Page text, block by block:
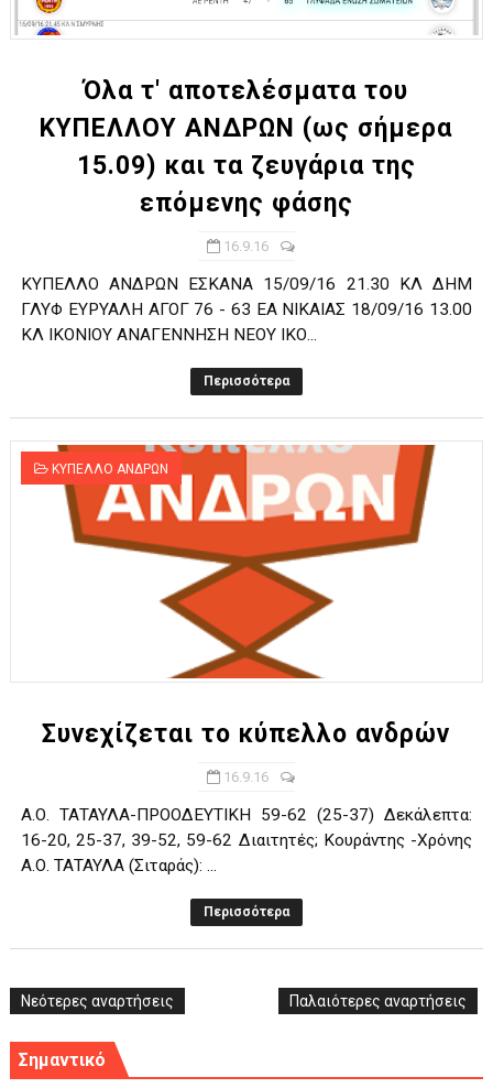
ΧΡΟΝΙΑ ΠΟΛΛΑ ΣΤΟ ΕΛΛΗΝΙΚΟ ΜΠΑΣΚΕΤ : 39Η ΕΠΕΤΕΙΟΣ ΑΠΟ
Ο δρόμος για τον 29ο τελικό κυπέλλου ανδρών ΕΣΚΑΝΑ
U21: Τεράστια πρόκριση για τον Πανελευσινιακό στον
Γ΄ανδρών play offs : "Σκληρό" καρύδι η Φιλία Περάματος
Όλα τ' αποτελέσματα του
ΚΥΠΕΛΛΟΥ ΑΝΔΡΩΝ (ως σήμερα
15.09) και τα ζευγάρια της
επόμενης φάσης
16.9.16
ΚΥΠΕΛΛΟ ΑΝΔΡΩΝ ΕΣΚΑΝΑ 15/09/16 21.30 ΚΛ ΔΗΜ
ΓΛΥΦ ΕΥΡΥΑΛΗ ΑΓΟΓ 76 - 63 ΕΑ ΝΙΚΑΙΑΣ 18/09/16 13.00
ΚΛ ΙΚΟΝΙΟΥ ΑΝΑΓΕΝΝΗΣΗ ΝΕΟΥ ΙΚΟ...
Περισσότερα
ΚΥΠΕΛΛΟ ΑΝΔΡΩΝ
Συνεχίζεται το κύπελλο ανδρών
16.9.16
Α.Ο. ΤΑΤΑΥΛΑ-ΠΡΟΟΔΕΥΤΙΚΗ 59-62 (25-37) Δεκάλεπτα:
16-20, 25-37, 39-52, 59-62 Διαιτητές; Κουράντης -Χρόνης
Α.Ο. ΤΑΤΑΥΛΑ (Σιταράς): ...
Περισσότερα
Νεότερες αναρτήσεις Παλαιότερες αναρτήσεις
Σημαντικό